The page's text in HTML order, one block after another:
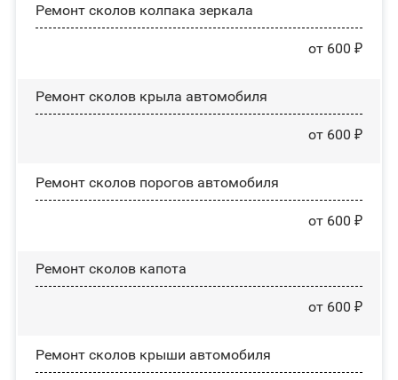
Ремонт сколов колпака зеркала
от 600 ₽
Ремонт сколов крыла автомобиля
от 600 ₽
Ремонт сколов порогов автомобиля
от 600 ₽
Ремонт сколов капота
от 600 ₽
Ремонт сколов крыши автомобиля